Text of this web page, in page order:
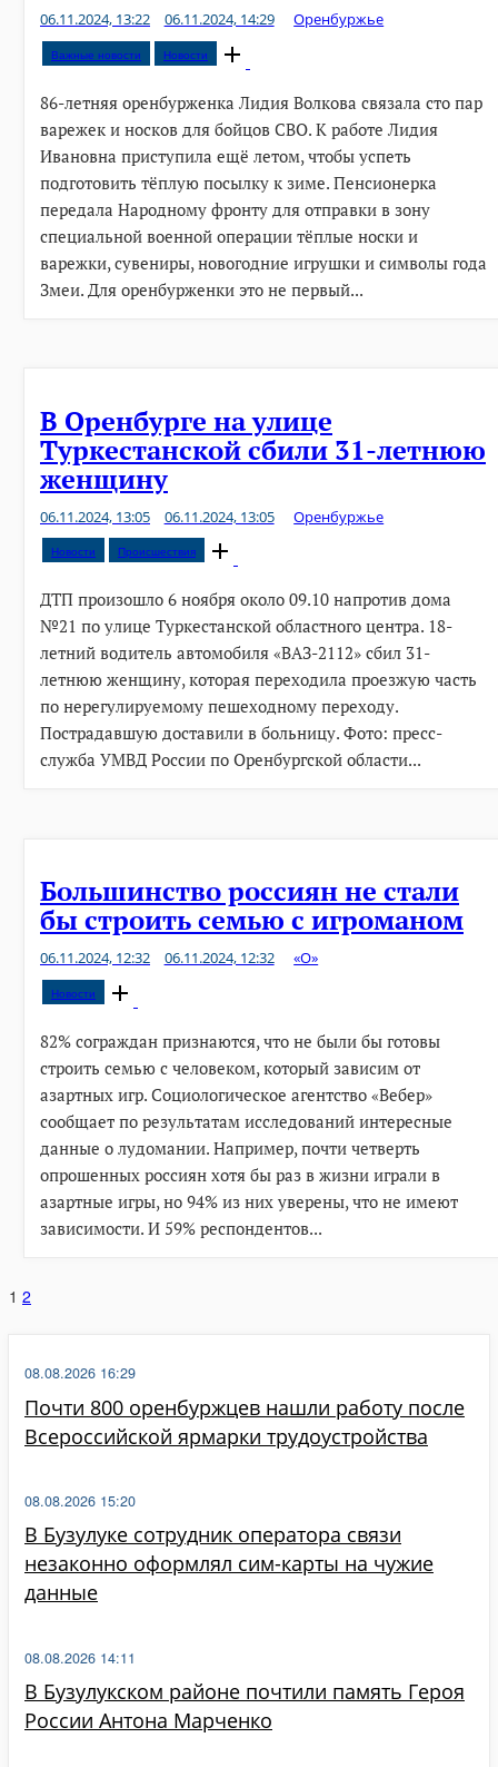
06.11.2024, 13:22 06.11.2024, 14:29 Оренбуржье
Важные новости Новости
Open
post
86-летняя оренбурженка Лидия Волкова связала сто пар
варежек и носков для бойцов СВО. К работе Лидия
Ивановна приступила ещё летом, чтобы успеть
подготовить тёплую посылку к зиме. Пенсионерка
передала Народному фронту для отправки в зону
специальной военной операции тёплые носки и
варежки, сувениры, новогодние игрушки и символы года
Змеи. Для оренбурженки это не первый...
В Оренбурге на улице
Туркестанской сбили 31-летнюю
женщину
06.11.2024, 13:05 06.11.2024, 13:05 Оренбуржье
Новости Происшествия
Open
post
ДТП произошло 6 ноября около 09.10 напротив дома
№21 по улице Туркестанской областного центра. 18-
летний водитель автомобиля «ВАЗ-2112» сбил 31-
летнюю женщину, которая переходила проезжую часть
по нерегулируемому пешеходному переходу.
Пострадавшую доставили в больницу. Фото: пресс-
служба УМВД России по Оренбургской области...
Большинство россиян не стали
бы строить семью с игроманом
06.11.2024, 12:32 06.11.2024, 12:32 «О»
Новости
Open
post
82% сограждан признаются, что не были бы готовы
строить семью с человеком, который зависим от
азартных игр. Социологическое агентство «Вебер»
сообщает по результатам исследований интересные
данные о лудомании. Например, почти четверть
опрошенных россиян хотя бы раз в жизни играли в
азартные игры, но 94% из них уверены, что не имеют
зависимости. И 59% респондентов...
Навигация
записям
1 2
Почти 800 оренбуржцев нашли работу после
Всероссийской ярмарки трудоустройства
08.08.2026 16:29
В Бузулуке сотрудник оператора связи
незаконно оформлял сим-карты на чужие
данные
08.08.2026 15:20
В Бузулукском районе почтили память Героя
России Антона Марченко
08.08.2026 14:11